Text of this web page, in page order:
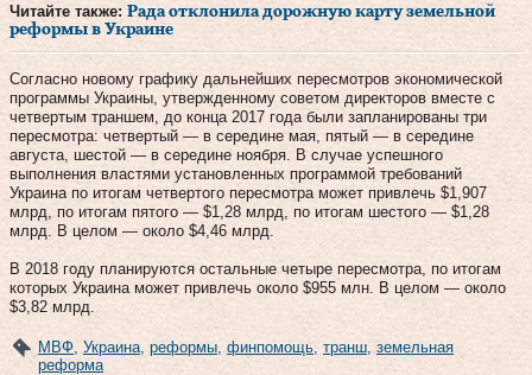
Читайте также: Рада отклонила дорожную карту земельной
реформы в Украине
Согласно новому графику дальнейших пересмотров экономической
программы Украины, утвержденному советом директоров вместе с
четвертым траншем, до конца 2017 года были запланированы три
пересмотра: четвертый — в середине мая, пятый — в середине
августа, шестой — в середине ноября. В случае успешного
выполнения властями установленных программой требований
Украина по итогам четвертого пересмотра может привлечь $1,907
млрд, по итогам пятого — $1,28 млрд, по итогам шестого — $1,28
млрд. В целом — около $4,46 млрд.
В 2018 году планируются остальные четыре пересмотра, по итогам
которых Украина может привлечь около $955 млн. В целом — около
$3,82 млрд.
МВФ Украина реформы финпомощь транш земельная
реформа